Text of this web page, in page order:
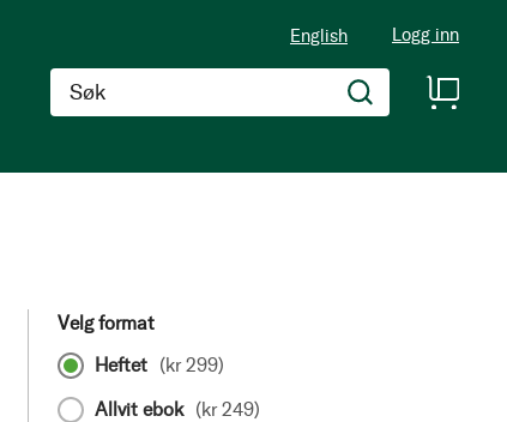
English Logg inn
Søk
Velg format
Heftet (kr 299)
Allvit ebok (kr 249)